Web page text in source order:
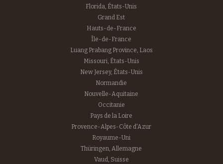
Florida, États-Unis
Grand Est
Hauts-de-France
Île-de-France
Luang Prabang Province, Laos
Missouri, États-Unis
New Jersey, États-Unis
Normandie
Nouvelle-Aquitaine
Occitanie
Pays de la Loire
Provence-Alpes-Côte d'Azur
Royaume-Uni
Thüringen, Allemagne
Vaud, Suisse